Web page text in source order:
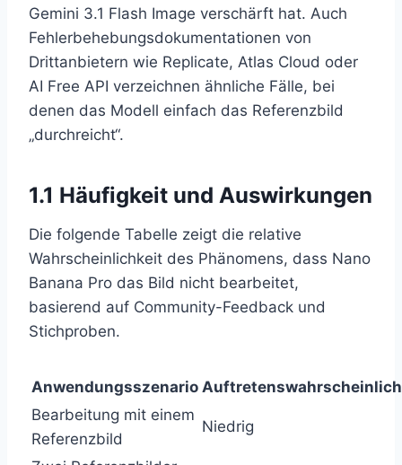
Gemini 3.1 Flash Image verschärft hat. Auch
Fehlerbehebungsdokumentationen von
Drittanbietern wie Replicate, Atlas Cloud oder
AI Free API verzeichnen ähnliche Fälle, bei
denen das Modell einfach das Referenzbild
„durchreicht“.
1.1 Häufigkeit und Auswirkungen
Die folgende Tabelle zeigt die relative
Wahrscheinlichkeit des Phänomens, dass Nano
Banana Pro das Bild nicht bearbeitet,
basierend auf Community-Feedback und
Stichproben.
Anwendungsszenario
Bearbeitung mit einem
Referenzbild
Niedrig